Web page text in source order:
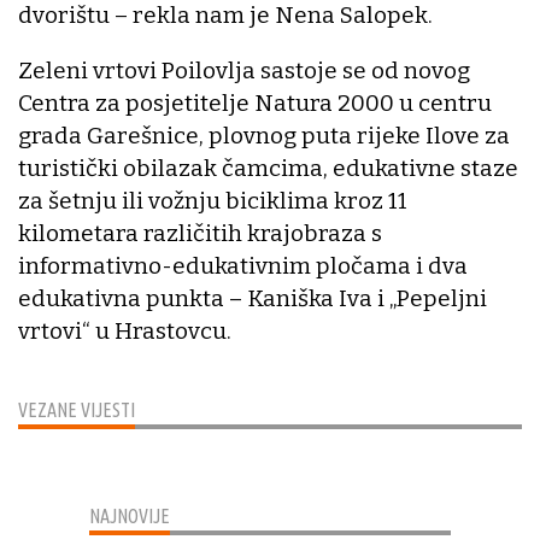
VEZANE VIJESTI
dvorištu – rekla nam je Nena Salopek.
Zeleni vrtovi Poilovlja sastoje se od novog
Centra za posjetitelje Natura 2000 u centru
grada Garešnice, plovnog puta rijeke Ilove za
turistički obilazak čamcima, edukativne staze
za šetnju ili vožnju biciklima kroz 11
kilometara različitih krajobraza s
informativno-edukativnim pločama i dva
edukativna punkta – Kaniška Iva i „Pepeljni
vrtovi“ u Hrastovcu.
NAJNOVIJE